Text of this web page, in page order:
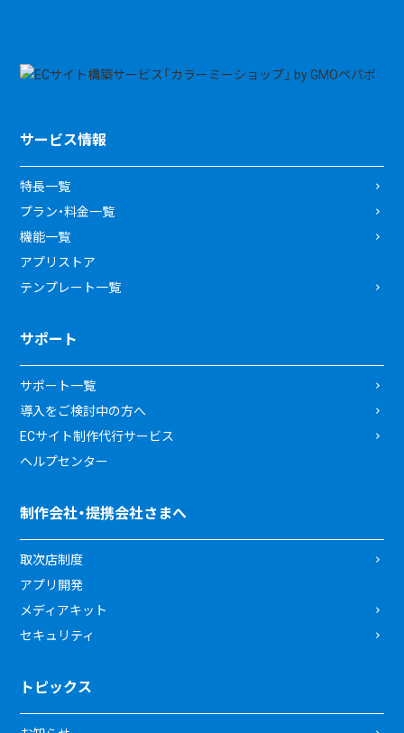
サービス情報
特長一覧
プラン・料金一覧
機能一覧
アプリストア
テンプレート一覧
サポート
サポート一覧
導入をご検討中の方へ
ECサイト制作代行サービス
ヘルプセンター
制作会社・提携会社さまへ
取次店制度
アプリ開発
メディアキット
セキュリティ
トピックス